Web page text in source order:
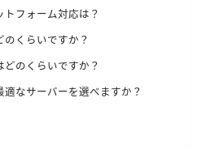
トフォーム対応は？
のくらいですか？
どのくらいですか？
適なサーバーを選べますか？